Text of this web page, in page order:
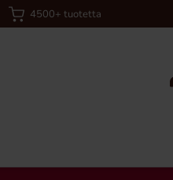
4500+ tuotetta